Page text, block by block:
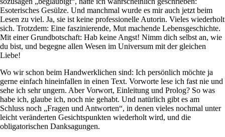
Esoterisches Gesülze. Und manchmal wurde es mir auch jetzt beim
Lesen zu viel. Ja, sie ist keine professionelle Autorin. Vieles wiederholt
sich. Trotzdem: Eine faszinierende, Mut machende Lebensgeschichte.
Mit einer Grundbotschaft: Hab keine Angst! Nimm dich selbst an, wie
du bist, und begegne allen Wesen im Universum mit der gleichen
Liebe!
Wo wir schon beim Handwerklichen sind: Ich persönlich möchte ja
gerne einfach hineinfallen in einen Text. Vorworte lese ich fast nie und
sehe ich sehr ungern. Aber Vorwort, Einleitung und Prolog? So was
habe ich, glaube ich, noch nie gehabt. Und natürlich gibt es am
Schluss noch „Fragen und Antworten“, in denen vieles nochmal unter
leicht veränderten Gesichtspunkten wiederholt wird, und die
obligatorischen Danksagungen.